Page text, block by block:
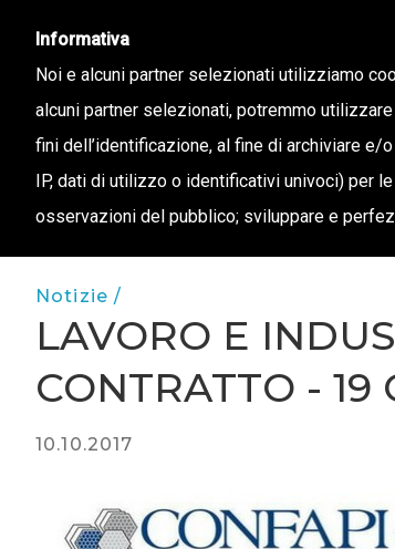
info@confapi.padova.it
Notizie /
LAVORO E
CONTRATTO -
10.10.2017
Informativa
Noi e alcuni partner selezionati utilizziamo
alcuni partner selezionati, potremmo
fini dell’identificazione, al fine di archiviare
IP, dati di utilizzo o identificativi univoci) per
osservazioni del pubblico; sviluppare e